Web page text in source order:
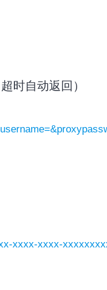
时自动返回）
xxxx-xxxx-